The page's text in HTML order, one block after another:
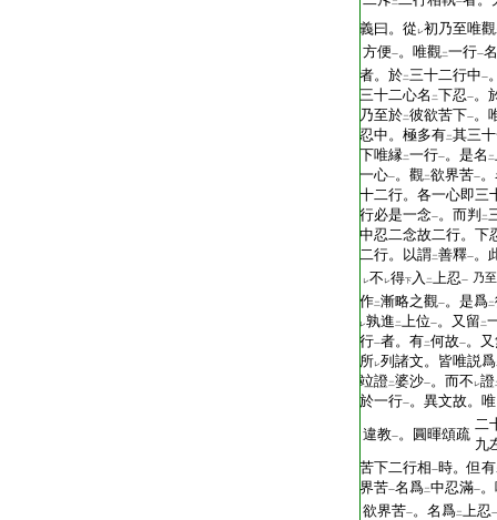
二 一
義曰。從 レ初乃至唯觀
方便一。唯觀二一行一名
者。於二三十二行中一
三十二心名 二下忍一。
乃至於二彼欲苦下一。
忍中。極多有二其三
下唯縁二一行一。是名 二
一心一。觀二欲界苦一
十二行。各一心即三
行必是一念一。而判 二
中忍二念故二行。下
二行。以謂二善釋一。
レ不 レ得下 入 二上忍一 乃至
作二漸略之觀一。是爲二
レ孰進 二上位一。又留 二
行一者。有二何故一。
所レ列諸文。皆唯説爲
竝證二婆沙一。而不 レ證
於一行一。異文故。
違教一。圓暉頌疏
二
九
苦下二行相一時。但有
界苦一名爲二中忍滿一
欲界苦一。名爲二上忍一